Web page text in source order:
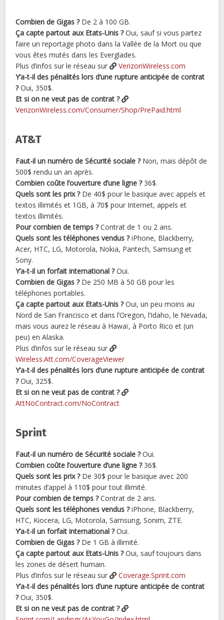
Combien de Gigas ?De 2 à 100 GB.
Ça capte partout aux Etats-Unis ?Oui, sauf si vous partez
faire un reportage photo dans la Vallée de la Mort ou que
vous êtes mutés dans les Everglades.
Plus d’infos sur le réseau sur
VerizonWireless.com
Y’a-t-il des pénalités lors d’une rupture anticipée de contrat
?Oui, 350$.
Et si on ne veut pas de contrat ?
VerizonWireless.com/Consumer/Shop/PrePaid.html
AT&T
Faut-il un numéro de Sécurité sociale ?Non, mais dépôt de
500$ rendu un an après.
Combien coûte l’ouverture d’une ligne ?36$.
Quels sont les prix ?De 40$ pour le basique avec appels et
textos illimités et 1GB, à 70$ pour Internet, appels et
textos illimités.
Pour combien de temps ?Contrat de 1 ou 2 ans.
Quels sont les téléphones vendus ?iPhone, Blackberry,
Acer, HTC, LG, Motorola, Nokia, Pantech, Samsung et
Sony.
Y’a-t-il un forfait international ?Oui.
Combien de Gigas ?De 250 MB à 50 GB pour les
téléphones portables.
Ça capte partout aux Etats-Unis ?Oui, un peu moins au
Nord de San Francisco et dans l’Oregon, l’Idaho, le Nevada,
mais vous aurez le réseau à Hawaï, à Porto Rico et (un
peu) en Alaska.
Plus d’infos sur le réseau sur
Wireless.Att.com/CoverageViewer
Y’a-t-il des pénalités lors d’une rupture anticipée de contrat
?Oui, 325$.
Et si on ne veut pas de contrat ?
AttNoContract.com/NoContract
Sprint
Faut-il un numéro de Sécurité sociale ?Oui.
Combien coûte l’ouverture d’une ligne ?36$.
Quels sont les prix ?De 30$ pour le basique avec 200
minutes d’appel à 110$ pour tout illimité.
Pour combien de temps ?Contrat de 2 ans.
Quels sont les téléphones vendus ?iPhone, Blackberry,
HTC, Kiocera, LG, Motorola, Samsung, Sonim, ZTE.
Y’a-t-il un forfait international ?Oui.
Combien de Gigas ?De 1 GB à illimité.
Ça capte partout aux Etats-Unis ?Oui, sauf toujours dans
les zones de désert humain.
Plus d’infos sur le réseau sur
Coverage.Sprint.com
Y’a-t-il des pénalités lors d’une rupture anticipée de contrat
?Oui, 350$.
Et si on ne veut pas de contrat ?